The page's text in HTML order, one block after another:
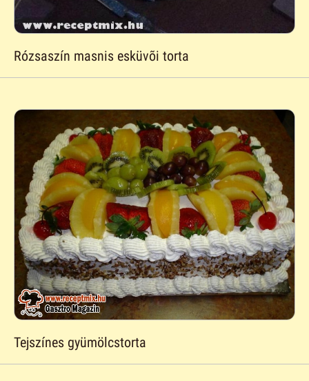
Rózsaszín masnis esküvõi torta
Tejszínes gyümölcstorta